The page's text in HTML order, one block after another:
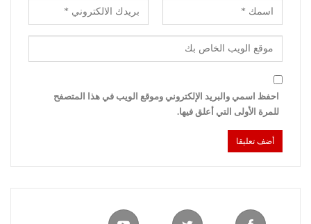
احفظ اسمي والبريد الإلكتروني وموقع الويب في هذا المتصفح
للمرة الأولى التي أعلق فيها.